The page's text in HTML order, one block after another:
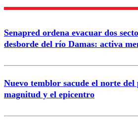
Nombre
Correo
Senapred ordena evacuar dos
desborde del río Damas: activa
Nuevo temblor sacude el norte del
magnitud y el epicentro